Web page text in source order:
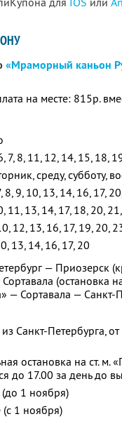
«Мраморный каньон
на месте: 815р.
7, 8, 11, 12, 14, 15, 18,
среду, субботу,
8, 9, 10, 13, 14, 16, 17,
11, 13, 14, 17, 18, 20,
12, 13, 16, 17, 19, 20,
13, 14, 16, 17, 20
— Приозерск
(остановка
— Сортавала — Санкт-
Санкт-Петербурга,
остановка на ст. м.
до 17.00 за день до
1 ноября)
1 ноября)